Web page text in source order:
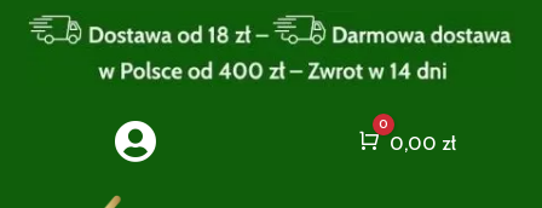
 Cart
0
0,00 zł